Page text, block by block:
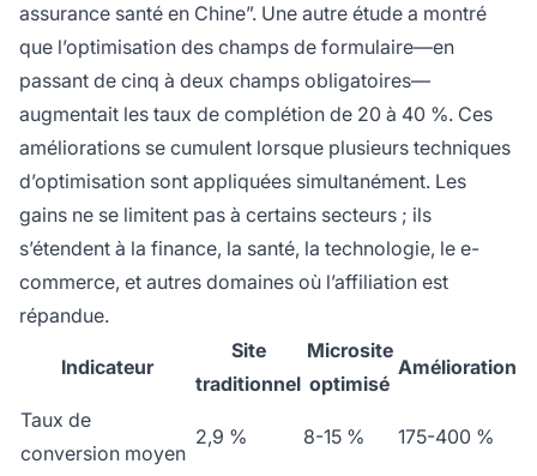
assurance santé en Chine”. Une autre étude a montré
que l’optimisation des champs de formulaire—en
passant de cinq à deux champs obligatoires—
augmentait les taux de complétion de 20 à 40 %. Ces
améliorations se cumulent lorsque plusieurs techniques
d’optimisation sont appliquées simultanément. Les
gains ne se limitent pas à certains secteurs ; ils
s’étendent à la finance, la santé, la technologie, le e-
commerce, et autres domaines où l’affiliation est
répandue.
Indicateur
Site
traditionnel
Microsite
optimisé
Amélioration
Taux de
conversion moyen
2,9 % 8-15 % 175-400 %